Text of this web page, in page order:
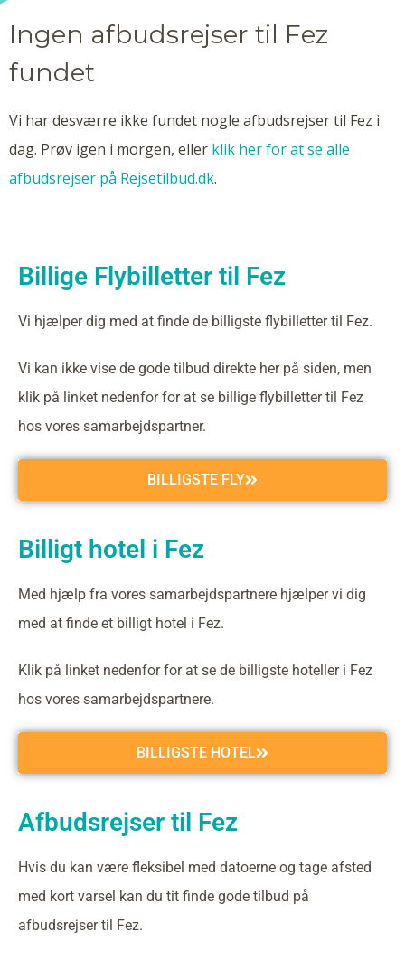
Ingen afbudsrejser til Fez
fundet
Vi har desværre ikke fundet nogle afbudsrejser til Fez i
dag. Prøv igen i morgen, eller klik her for at se alle
afbudsrejser på Rejsetilbud.dk.
Billige Flybilletter til Fez
Vi hjælper dig med at finde de billigste flybilletter til Fez.
Vi kan ikke vise de gode tilbud direkte her på siden, men
klik på linket nedenfor for at se billige flybilletter til Fez
hos vores samarbejdspartner.
BILLIGSTE FLY
Billigt hotel i Fez
Med hjælp fra vores samarbejdspartnere hjælper vi dig
med at finde et billigt hotel i Fez.
Klik på linket nedenfor for at se de billigste hoteller i Fez
hos vores samarbejdspartnere.
BILLIGSTE HOTEL
Afbudsrejser til Fez
Hvis du kan være fleksibel med datoerne og tage afsted
med kort varsel kan du tit finde gode tilbud på
afbudsrejser til Fez.